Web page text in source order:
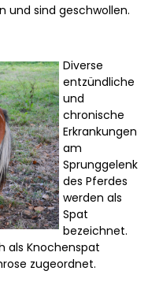
und sind geschwollen.
Diverse
entzündliche
und
chronische
Erkrankungen
am
Sprunggelenk
des Pferdes
werden als
Spat
bezeichnet.
als Knochenspat
zugeordnet.